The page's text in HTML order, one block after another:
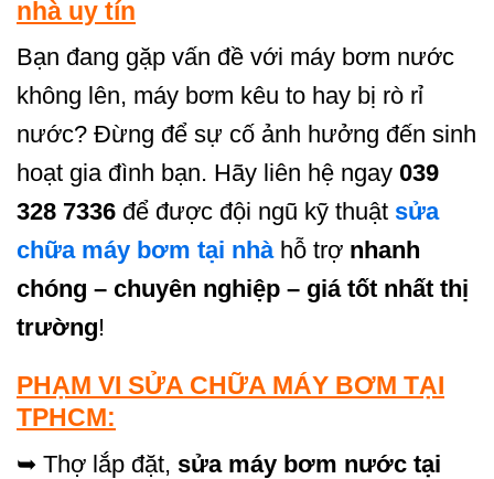
nhà uy tín
Bạn đang gặp vấn đề với máy bơm nước
không lên, máy bơm kêu to hay bị rò rỉ
nước? Đừng để sự cố ảnh hưởng đến sinh
hoạt gia đình bạn. Hãy liên hệ ngay 039
328 7336 để được đội ngũ kỹ thuật sửa
chữa máy bơm tại nhà hỗ trợ nhanh
chóng – chuyên nghiệp – giá tốt nhất thị
trường!
PHẠM VI SỬA CHỮA MÁY BƠM TẠI
TPHCM:
➥ Thợ lắp đặt, sửa máy bơm nước tại